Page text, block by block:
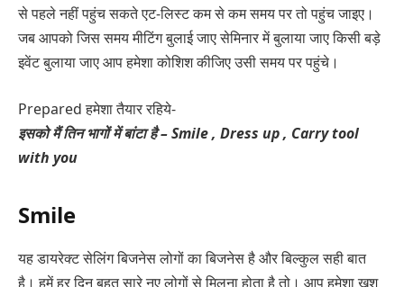
से पहले नहीं पहुंच सकते एट-लिस्ट कम से कम समय पर तो पहुंच जाइए।
जब आपको जिस समय मीटिंग बुलाई जाए सेमिनार में बुलाया जाए किसी बड़े
इवेंट बुलाया जाए आप हमेशा कोशिश कीजिए उसी समय पर पहुंचे।
Prepared हमेशा तैयार रहिये-
इसको मैं तिन भागों में बांटा है – Smile , Dress up , Carry tool
with you
Smile
यह डायरेक्ट सेलिंग बिजनेस लोगों का बिजनेस है और बिल्कुल सही बात
है। हमें हर दिन बहुत सारे नए लोगों से मिलना होता है तो। आप हमेशा खुश